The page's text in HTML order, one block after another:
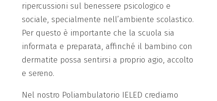
ripercussioni sul benessere psicologico e
sociale, specialmente nell’ambiente scolastico.
Per questo è importante che la scuola sia
informata e preparata, affinché il bambino con
dermatite possa sentirsi a proprio agio, accolto
e sereno.
Nel nostro Poliambulatorio IELED crediamo